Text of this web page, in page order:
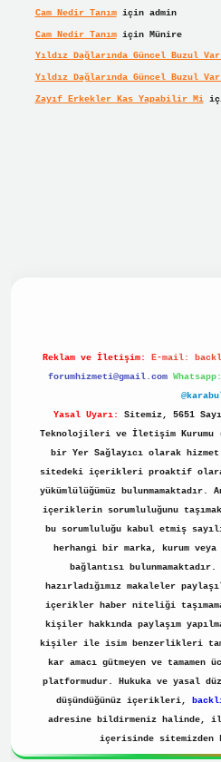
Cam Nedir Tanımiçin admin
Cam Nedir Tanımiçin Münire
Yıldız Dağlarında Güncel Buzul Var
Yıldız Dağlarında Güncel Buzul Var
Zayıf Erkekler Kas Yapabilir Mi
Reklam ve İletişim: E-mail:
forumhizmeti@gmail.com
Yasal Uyarı:
Sitemiz, 5651
Teknolojileri ve İletişim Kurumu
bir Yer Sağlayıcı olarak
sitedeki içerikleri proaktif olarak
yükümlülüğümüz
içeriklerin sorumluluğunu
bu sorumluluğu kabul etmiş
herhangi bir marka, kurum
bağlantısı
hazırladığımız makaleler
içerikler haber niteliği
kişiler hakkında paylaşım
kişiler ile isim benzerlikleri
kar amacı gütmeyen ve
platformudur. Hukuka ve yasal
düşündüğünüz içerikleri,
adresine bildirmeniz
içerisinde sitemizden